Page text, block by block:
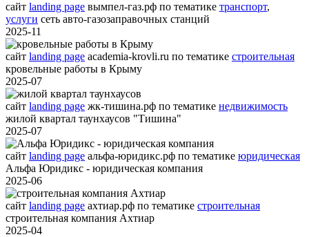
сайт landing page вымпел-газ.рф по тематике транспорт,
услуги сеть авто-газозаправочных станций
2025-11
сайт landing page academia-krovli.ru по тематике строительная
кровельные работы в Крыму
2025-07
сайт landing page жк-тишина.рф по тематике недвижимость
жилой квартал таунхаусов "Тишина"
2025-07
сайт landing page альфа-юридикс.рф по тематике юридическая
Альфа Юридикс - юридическая компания
2025-06
сайт landing page ахтиар.рф по тематике строительная
строительная компания Ахтиар
2025-04